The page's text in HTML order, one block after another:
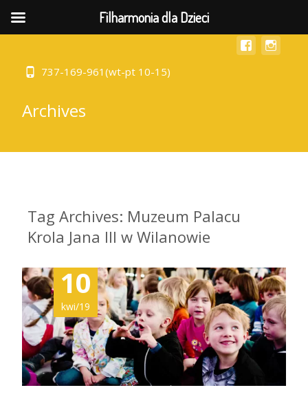
737-169-961(wt-pt 10-15)
Archives
Tag Archives: Muzeum Palacu
Krola Jana III w Wilanowie
10
kwi/19
Filharmonia dla Dzieci